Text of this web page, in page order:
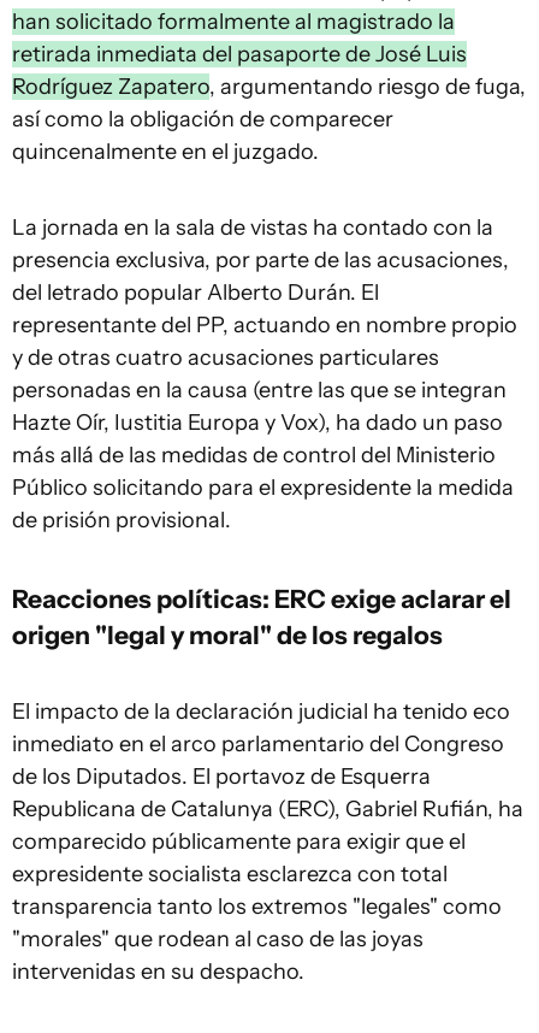
han solicitado formalmente al magistrado la
retirada inmediata del pasaporte de José Luis
Rodríguez Zapatero, argumentando riesgo de fuga,
así como la obligación de comparecer
quincenalmente en el juzgado.
La jornada en la sala de vistas ha contado con la
presencia exclusiva, por parte de las acusaciones,
del letrado popular Alberto Durán. El
representante del PP, actuando en nombre propio
y de otras cuatro acusaciones particulares
personadas en la causa (entre las que se integran
Hazte Oír, Iustitia Europa y Vox), ha dado un paso
más allá de las medidas de control del Ministerio
Público solicitando para el expresidente la medida
de prisión provisional.
Reacciones políticas: ERC exige aclarar el
origen "legal y moral" de los regalos
El impacto de la declaración judicial ha tenido eco
inmediato en el arco parlamentario del Congreso
de los Diputados. El portavoz de Esquerra
Republicana de Catalunya (ERC), Gabriel Rufián, ha
comparecido públicamente para exigir que el
expresidente socialista esclarezca con total
transparencia tanto los extremos "legales" como
"morales" que rodean al caso de las joyas
intervenidas en su despacho.